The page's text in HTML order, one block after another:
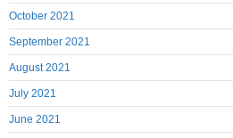
October 2021
September 2021
August 2021
July 2021
June 2021